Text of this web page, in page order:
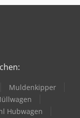
Muldenkipper
Hubwagen